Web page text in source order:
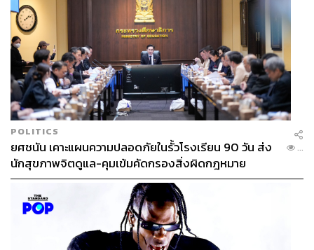
สมศักดิ์ จันทวิชชประภา
โปรดิวเซอร์ คอลัมนิสต์ และบรรณาธิการ ผู้
หลงใหลในความตื่นเต้นของกีฬาและความ
สงบของการอ่านหนังสือเงียบๆ
ABOUT THE AUTHOR
ดิษยุตม์ ธนบุญชัย
บรรณาธิการข่าวกีฬา สำนักข่าว THE
POLITICS
ยศชนัน เคาะแผนความปลอดภัยในรั้วโรงเรียน 90 วัน ส่ง
นักสุขภาพจิตดูแล-คุมเข้มคัดกรองสิ่งผิดกฎหมาย
...